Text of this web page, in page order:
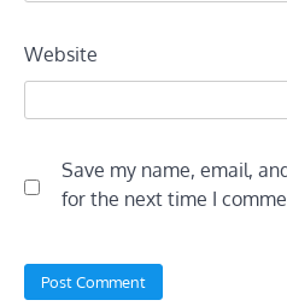
Website
Save my name, email,
for the next time I